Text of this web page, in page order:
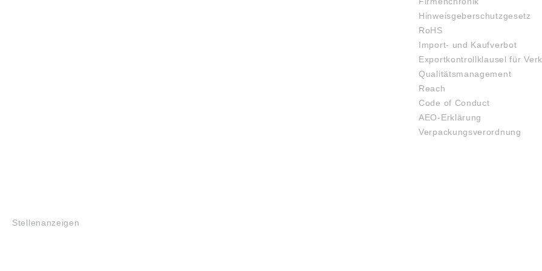
Hinweisgeberschutzgesetz
RoHS
Import- und Kaufverbot
Exportkontrollklausel für
Qualitätsmanagement
Reach
Code of Conduct
AEO-Erklärung
Verpackungsverordnung
Stellenanzeigen